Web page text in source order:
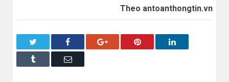
Theo antoanthongtin.vn
Facebook Google+ Pinterest LinkedIn
Tumblr Email